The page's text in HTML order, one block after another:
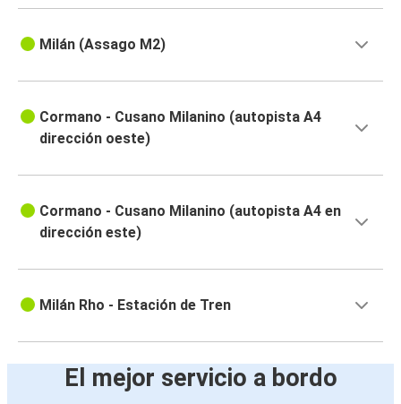
Milán (Assago M2)
Cormano - Cusano Milanino (autopista A4
dirección oeste)
Cormano - Cusano Milanino (autopista A4 en
dirección este)
Milán Rho - Estación de Tren
El mejor servicio a bordo